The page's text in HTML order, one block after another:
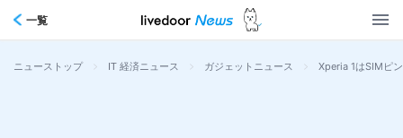
一覧
ニューストップ > IT 経済ニュース > ガジェットニュース > Xperia 1はSIMピ